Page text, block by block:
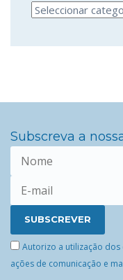
Categorias
Subscreva a
Autorizo a utilização
ações de comunicação e